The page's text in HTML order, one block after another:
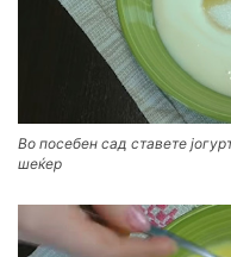
Во посебен сад ставете
шеќер